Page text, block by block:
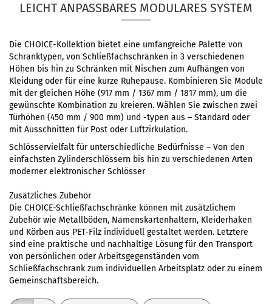
LEICHT ANPASSBARES MODULARES SYSTEM
Die CHOICE-Kollektion bietet eine umfangreiche Palette von
Schranktypen, von Schließfachschränken in 3 verschiedenen
Höhen bis hin zu Schränken mit Nischen zum Aufhängen von
Kleidung oder für eine kurze Ruhepause. Kombinieren Sie Module
mit der gleichen Höhe (917 mm / 1367 mm / 1817 mm), um die
gewünschte Kombination zu kreieren. Wählen Sie zwischen zwei
Türhöhen (450 mm / 900 mm) und -typen aus – Standard oder
mit Ausschnitten für Post oder Luftzirkulation.
Schlösservielfalt für unterschiedliche Bedürfnisse – Von den
einfachsten Zylinderschlössern bis hin zu verschiedenen Arten
moderner elektronischer Schlösser
Zusätzliches Zubehör
Die CHOICE-Schließfachschränke können mit zusätzlichem
Zubehör wie Metallböden, Namenskartenhaltern, Kleiderhaken
und Körben aus PET-Filz individuell gestaltet werden. Letztere
sind eine praktische und nachhaltige Lösung für den Transport
von persönlichen oder Arbeitsgegenständen vom
Schließfachschrank zum individuellen Arbeitsplatz oder zu einem
Gemeinschaftsbereich.